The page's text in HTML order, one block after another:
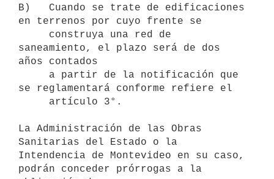
B)   Cuando se trate de edificaciones
en terrenos por cuyo frente se
saneamiento, el plazo será de dos
años contados
se reglamentará conforme refiere el
La Administración de las Obras
Sanitarias del Estado o la
Intendencia de Montevideo en su caso,
podrán conceder prórrogas a la